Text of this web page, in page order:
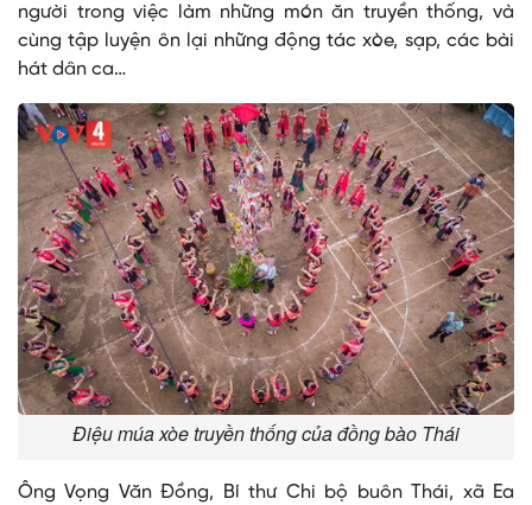
người trong việc làm những món ăn truyền thống, và
cùng tập luyện ôn lại những động tác xòe, sạp, các bài
hát dân ca…
Điệu múa xòe truyền thống của đồng bào Thái
Ông Vọng Văn Đồng, Bí thư Chi bộ buôn Thái, xã Ea